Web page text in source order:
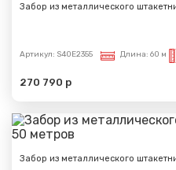
Забор из металлического
Артикул: S40E2355 Длина: 60 м
270 790 р
Забор из металлического